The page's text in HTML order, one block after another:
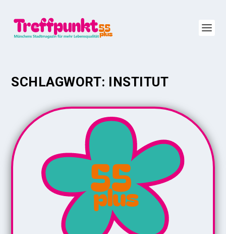
SCHLAGWORT: INSTITUT